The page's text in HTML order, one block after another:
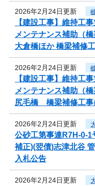
2026年2月24日更新
【建設工事】維持工
メンテナンス補助（
大倉橋ほか 橋梁補修
2026年2月24日更新
【建設工事】維持工
メンテナンス補助（
尻毛橋 橋梁補修工事
2026年2月24日更新
公砂工第事連R7H-0-1
補正)(翌債)志津北谷
入札公告
2026年2月24日更新